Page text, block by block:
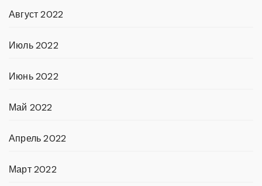
Август 2022
Июль 2022
Июнь 2022
Май 2022
Апрель 2022
Март 2022